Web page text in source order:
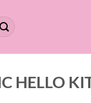
HELLO